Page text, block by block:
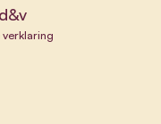
verklaring